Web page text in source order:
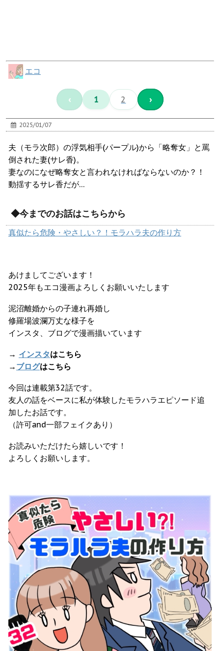
エコ
‹ 1 2 ›
2025/01/07
夫（モラ次郎）の浮気相手(パープル)から「略奪女」と罵
倒された妻(サレ香)。
妻なのになぜ略奪女と言われなければならないのか？！
動揺するサレ香だが…
◆今までのお話はこちらから
真似たら危険・やさしい？！モラハラ夫の作り方
あけましてございます！
2025年もエコ漫画よろしくお願いいたします
泥沼離婚からの子連れ再婚し
修羅場波瀾万丈な様子を
インスタ、ブログで漫画描いています
→ インスタはこちら
→ ブログはこちら
今回は連載第32話です。
友人の話をベースに私が体験したモラハラエピソード追
加したお話です。
（許可and一部フェイクあり）
お読みいただけたら嬉しいです！
よろしくお願いします。